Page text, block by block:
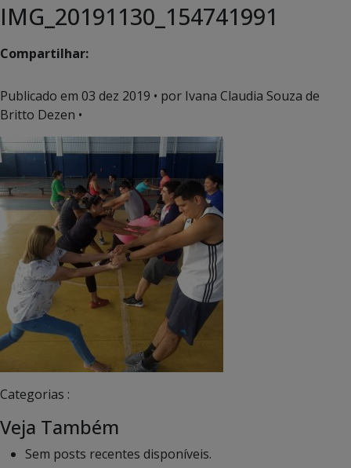
IMG_20191130_154741991
Compartilhar:
Publicado em 03 dez 2019 • por Ivana Claudia Souza de
Britto Dezen •
Categorias :
Veja Também
Sem posts recentes disponíveis.